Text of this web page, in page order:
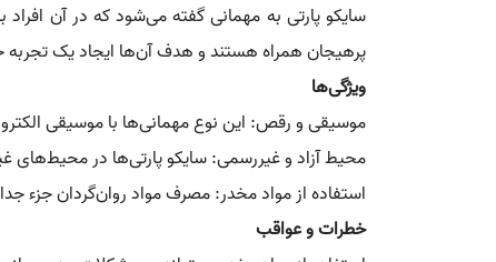
پرهیجان همراه هستند و هدف آن‌ها ایجاد یک
ویژگی‌ها
موسیقی و رقص: این نوع مهمانی‌ها با موسیقی
محیط آزاد و غیررسمی: سایکو پارتی‌ها در محیط‌های
استفاده از مواد مخدر: مصرف مواد روان‌گردان جزء
خطرات و عواقب